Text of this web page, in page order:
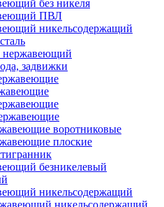
без никеля
ПВЛ
никельсодержащий
нержавеющий
задвижки
воротниковые
плоские
безникелевый
никельсодержащий
никельсодержащий